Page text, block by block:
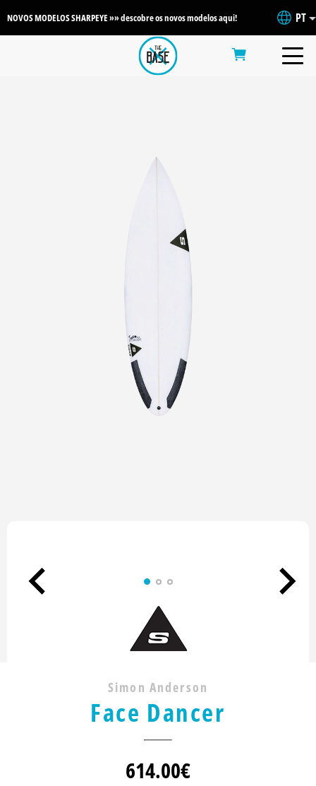
NOVOS MODELOS SHARPEYE »» descobre os novos modelos aqui! PT
Simon Anderson
Face Dancer
614.00€